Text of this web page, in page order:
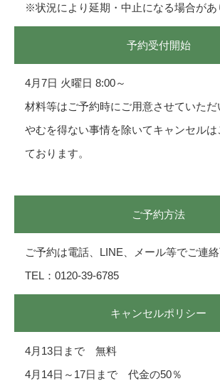
※状況により延期・中止になる場合があ
予約受付開始
4月7日 火曜日 8:00～
材料等はご予約時にご用意させていただ
やむを得ない事情を除いてキャンセル
ております。
ご予約方法
ご予約は電話、LINE、メール等でご連絡
TEL：0120-39-6785
キャンセルポリシー
4月13日まで 無料
4月14日～17日まで 代金の50％